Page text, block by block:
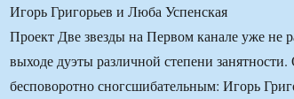
Игорь Григорьев и Люба Успенская
Проект Две звезды на Первом канале уже не
выходе дуэты различной степени
бесповоротно сногсшибательным: Игорь